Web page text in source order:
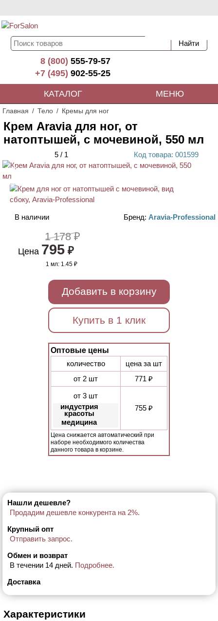
8 (800)555-79-57
+7 (495)902-55-25
КАТАЛОГ МЕНЮ
Главная Тело Кремы для ног
Крем Aravia для ног, от
натоптышей, с мочевиной, 550 мл
5 / 1 Код товара: 001599
ХИТ
АКЦИЯ
В наличии Бренд: Aravia-Professional
1 178 ₽
Цена 795₽
1 мл:1.45 ₽
Добавить в корзину
Купить в 1 клик
Оптовые цены
количество
цена за шт
от 2 шт
771 ₽
от 3 шт
индустрия
красоты
медицина
755 ₽
Цена снижается автоматический при
наборе необходимого количества
данного товара в корзине.
Нашли дешевле?
Продадим дешевле конкурента на 2%.
Крупный опт
Отправить запрос.
Обмен и возврат
В течении 14 дней. Подробнее.
Доставка
Характеристики